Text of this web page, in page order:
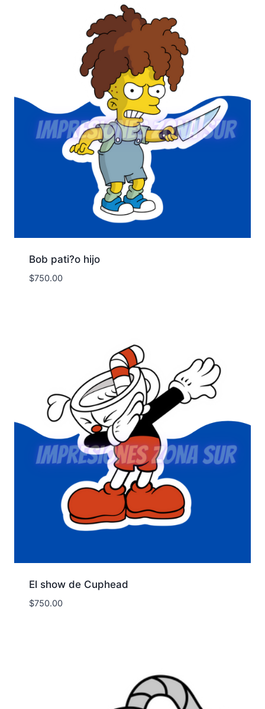
Bob pati?o hijo
$750.00
El show de Cuphead
$750.00